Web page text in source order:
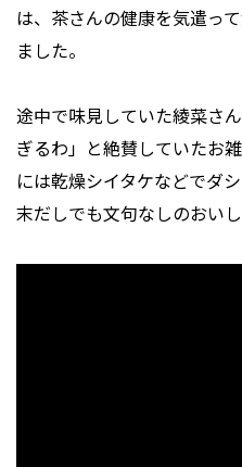
は、茶さんの健康を気遣っ
ました。
途中で味見していた綾菜さ
ぎるわ」と絶賛していたお
には乾燥シイタケなどでダ
末だしでも文句なしのおい